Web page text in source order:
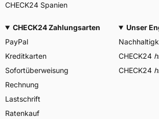
CHECK24 Spanien
CHECK24 Zahlungsarten
PayPal
Kreditkarten
Sofortüberweisung
Rechnung
Lastschrift
Ratenkauf
Unser
CHECK24
CHECK24